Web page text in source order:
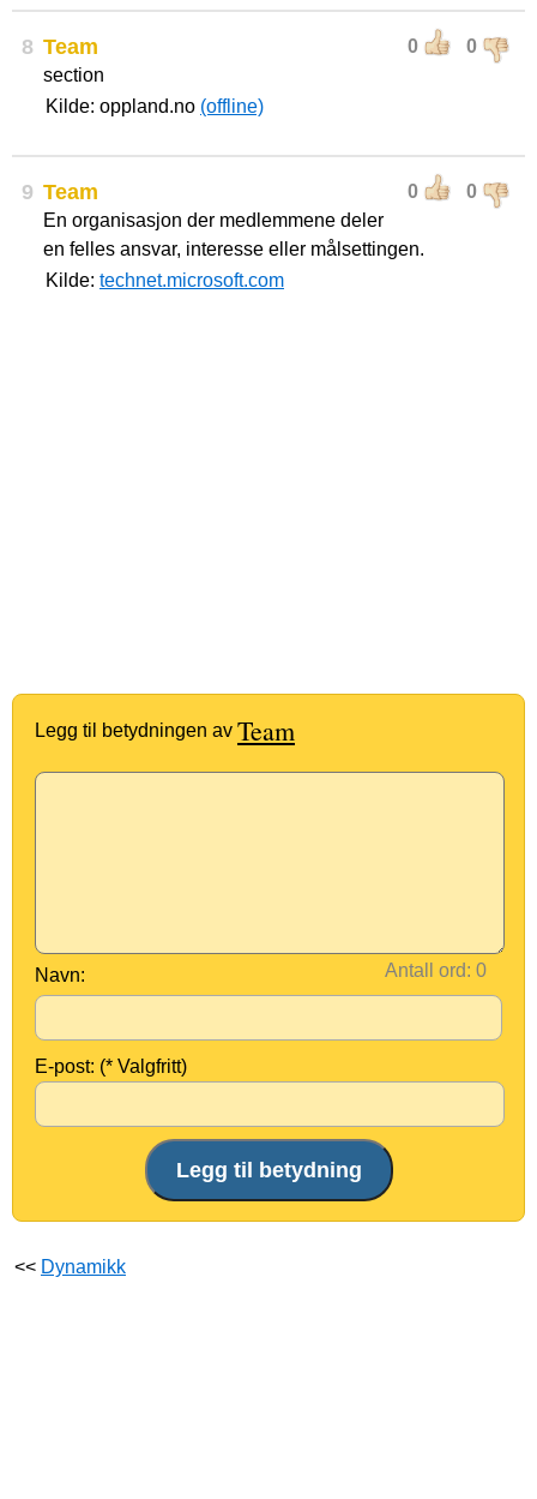
8 0 0
Team
section
Kilde: oppland.no (offline)
9 0 0
Team
En organisasjon der medlemmene deler
en felles ansvar, interesse eller målsettingen.
Kilde: technet.microsoft.com
Legg til betydningen av Team
Antall ord:
Navn:
E-post: (* Valgfritt)
<< Dynamikk